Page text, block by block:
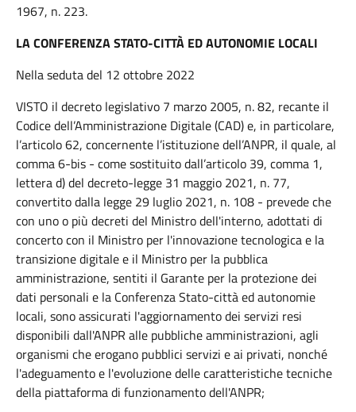
1967, n. 223.
LA CONFERENZA STATO-CITTÀ ED AUTONOMIE LOCALI
Nella seduta del 12 ottobre 2022
VISTO il decreto legislativo 7 marzo 2005, n. 82, recante il
Codice dell’Amministrazione Digitale (CAD) e, in particolare,
l’articolo 62, concernente l’istituzione dell’ANPR, il quale, al
comma 6-bis - come sostituito dall’articolo 39, comma 1,
lettera d) del decreto-legge 31 maggio 2021, n. 77,
convertito dalla legge 29 luglio 2021, n. 108 - prevede che
con uno o più decreti del Ministro dell'interno, adottati di
concerto con il Ministro per l'innovazione tecnologica e la
transizione digitale e il Ministro per la pubblica
amministrazione, sentiti il Garante per la protezione dei
dati personali e la Conferenza Stato-città ed autonomie
locali, sono assicurati l'aggiornamento dei servizi resi
disponibili dall'ANPR alle pubbliche amministrazioni, agli
organismi che erogano pubblici servizi e ai privati, nonché
l'adeguamento e l'evoluzione delle caratteristiche tecniche
della piattaforma di funzionamento dell'ANPR;